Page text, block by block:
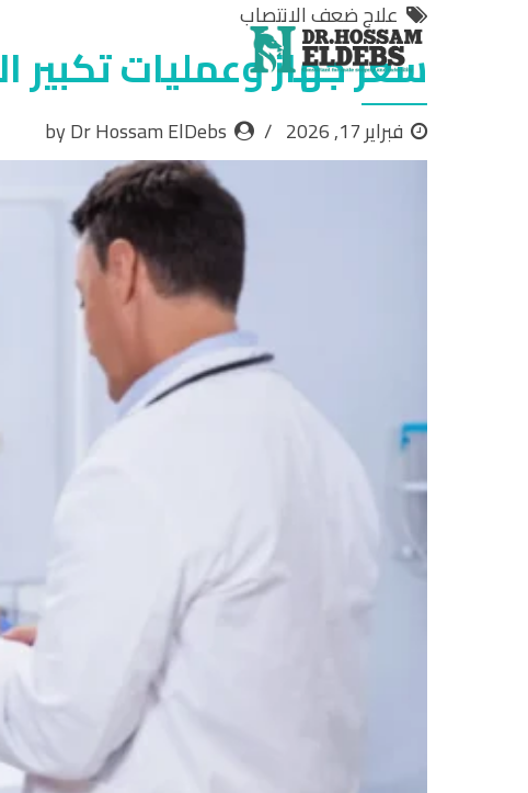
علاج ضعف الانتصاب
سعر جهاز وعمليات
فبراير 17, 2026 by Dr Hossam ElDebs